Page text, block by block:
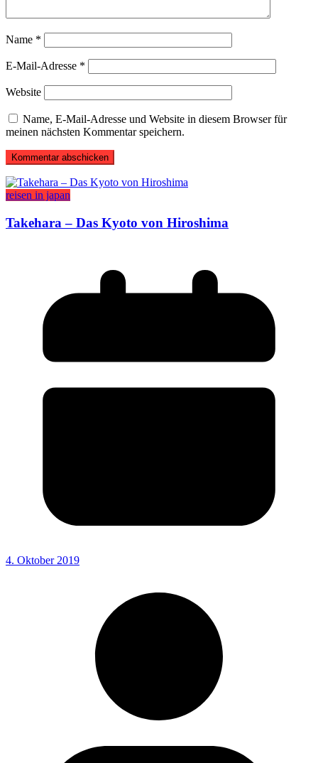
Name *
E-Mail-Adresse *
Website
Name, E-Mail-Adresse und Website in diesem Browser für
meinen nächsten Kommentar speichern.
reisen in japan
Takehara – Das Kyoto von Hiroshima
4. Oktober 2019